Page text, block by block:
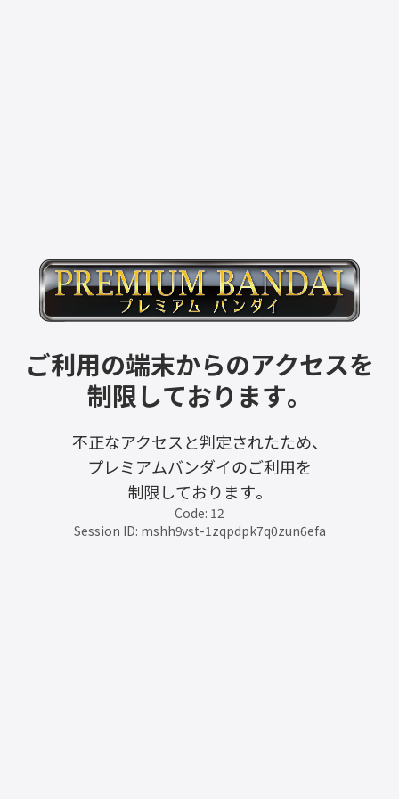
ご利用の端末からのアクセスを
制限しております。
不正なアクセスと判定されたため、
プレミアムバンダイのご利用を
制限しております。
Code: 12
Session ID: mshh9vst-1zqpdpk7q0zun6efa